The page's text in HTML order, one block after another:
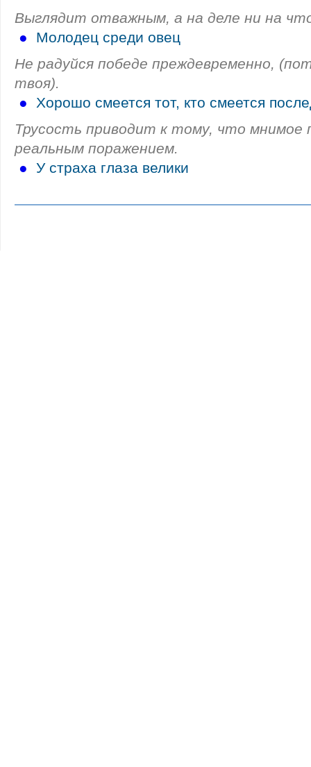
Выглядит отважным, а на деле ни на
●
Молодец среди овец
Не радуйся победе преждевременно,
твоя).
●
Хорошо смеется тот, кто смеется
Трусость приводит к тому, что мнимое
реальным поражением.
●
У страха глаза велики